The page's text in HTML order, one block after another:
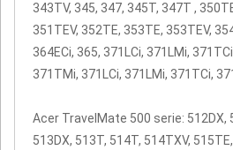
343TV, 345, 347, 345T, 347T ,
351TEV, 352TE, 353TE, 353TEV,
364ECi, 365, 371LCi, 371LMi,
371TMi, 371LCi, 371LMi, 371TCi,
Acer TravelMate 500 serie: 512DX,
513DX, 513T, 514T, 514TXV,